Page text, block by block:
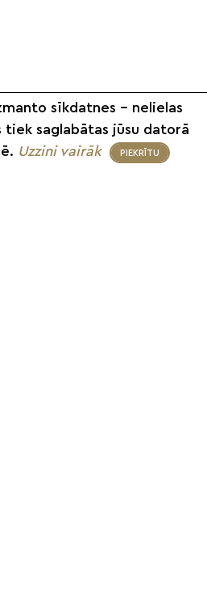
sīkdatnes – nelielas
tiek saglabātas jūsu datorā
Uzzini vairāk PIEKRĪTU